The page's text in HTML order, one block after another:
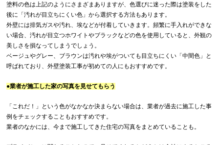
塗料の色は上記のようにさまざまありますが、色選びに迷った際は塗装をした
後に「汚れが目立ちにくい色」から選択する方法もあります。
外壁には排気ガスや汚れ、埃などが付着していきます。頻繁に手入れができな
い場合、汚れが目立つホワイトやブラックなどの色を使用していると、外観の
美しさを損なってしまうでしょう。
ベージュやグレー、ブラウンは汚れや埃がついても目立ちにくい「中間色」と
呼ばれており、外壁塗装工事が初めての人にもおすすめです。
●業者が施工した家の写真を見せてもらう
「これだ！」という色がなかなか決まらない場合は、業者が過去に施工した事
例をチェックすることもおすすめです。
業者のなかには、今まで施工してきた住宅の写真をまとめていることも。